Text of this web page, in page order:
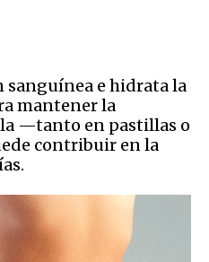
sanguínea e hidrata la
mantener la
—tanto en pastillas o
contribuir en la